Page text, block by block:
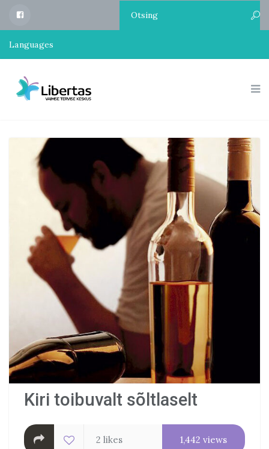
Libertas
Languages
Kiri toibuvalt sõltlaselt
2 likes 1,442 views